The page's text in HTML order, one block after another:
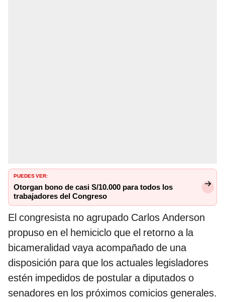
PUEDES VER:
Otorgan bono de casi S/10.000 para todos los
trabajadores del Congreso
El congresista no agrupado Carlos Anderson
propuso en el hemiciclo que el retorno a la
bicameralidad vaya acompañado de una
disposición para que los actuales legisladores
estén impedidos de postular a diputados o
senadores en los próximos comicios generales.